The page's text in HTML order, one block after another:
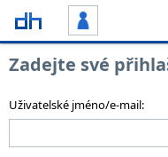
Zadejte své
Uživatelské jméno/e-mail: